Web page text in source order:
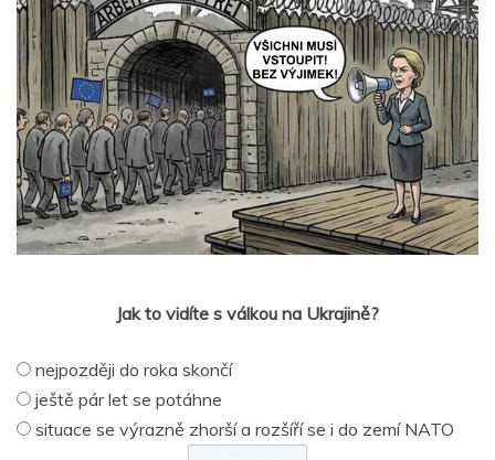
Jak to vidíte s válkou na Ukrajině?
nejpozději do roka skončí
ještě pár let se potáhne
situace se výrazně zhorší a rozšíří se i do zemí NATO